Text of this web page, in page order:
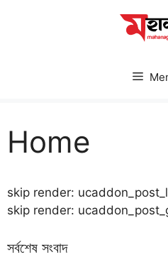
Home
skip render:
skip render:
সর্বশেষ সংবাদ